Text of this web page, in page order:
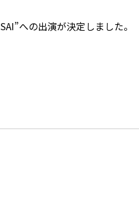
への出演が決定しました。